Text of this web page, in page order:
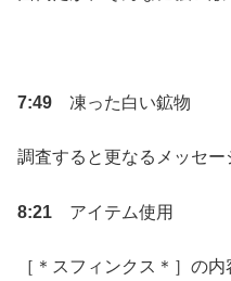
7:49 凍った白い鉱物
調査すると更なるメッセー
8:21 アイテム使用
［＊スフィンクス＊］の内